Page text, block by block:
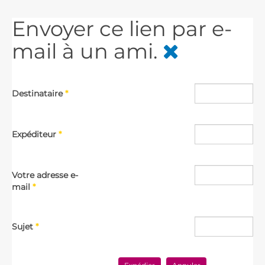
Envoyer ce lien par e-
mail à un ami.
Destinataire*
Expéditeur *
Votre adresse e-
mail *
Sujet *